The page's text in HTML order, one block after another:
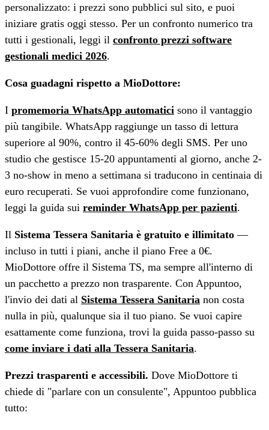
personalizzato: i prezzi sono pubblici sul sito, e puoi
iniziare gratis oggi stesso. Per un confronto numerico tra
tutti i gestionali, leggi il confronto prezzi software
gestionali medici 2026.
Cosa guadagni rispetto a MioDottore:
I promemoria WhatsApp automatici sono il vantaggio
più tangibile. WhatsApp raggiunge un tasso di lettura
superiore al 90%, contro il 45-60% degli SMS. Per uno
studio che gestisce 15-20 appuntamenti al giorno, anche 2-
3 no-show in meno a settimana si traducono in centinaia di
euro recuperati. Se vuoi approfondire come funzionano,
leggi la guida sui reminder WhatsApp per pazienti.
Il Sistema Tessera Sanitaria è gratuito e illimitato —
incluso in tutti i piani, anche il piano Free a 0€.
MioDottore offre il Sistema TS, ma sempre all'interno di
un pacchetto a prezzo non trasparente. Con Appuntoo,
l'invio dei dati al Sistema Tessera Sanitaria non costa
nulla in più, qualunque sia il tuo piano. Se vuoi capire
esattamente come funziona, trovi la guida passo-passo su
come inviare i dati alla Tessera Sanitaria.
Prezzi trasparenti e accessibili. Dove MioDottore ti
chiede di "parlare con un consulente", Appuntoo pubblica
tutto: